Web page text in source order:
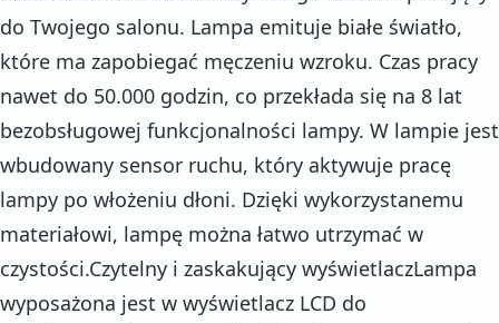
do Twojego salonu. Lampa emituje białe światło,
które ma zapobiegać męczeniu wzroku. Czas pracy
nawet do 50.000 godzin, co przekłada się na 8 lat
bezobsługowej funkcjonalności lampy. W lampie jest
wbudowany sensor ruchu, który aktywuje pracę
lampy po włożeniu dłoni. Dzięki wykorzystanemu
materiałowi, lampę można łatwo utrzymać w
czystości.Czytelny i zaskakujący wyświetlaczLampa
wyposażona jest w wyświetlacz LCD do